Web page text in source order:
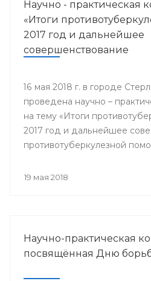
Научно - практическая
«Итоги
2017 год и дальнейшее
совершенствование
16 мая 2018 г. в городе
проведена научно –
на тему «Итоги
2017 год и дальнейшее
противотуберкулезной
19 мая 2018
Научно-практическая
посвящённая Дню